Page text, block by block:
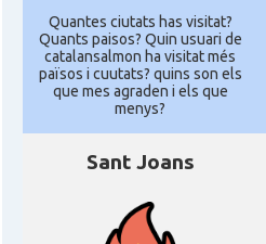
Quantes ciutats has visitat?
Quants paisos? Quin usuari de
catalansalmon ha visitat més
països i cuutats? quins son els
que mes agraden i els que
menys?
Sant Joans